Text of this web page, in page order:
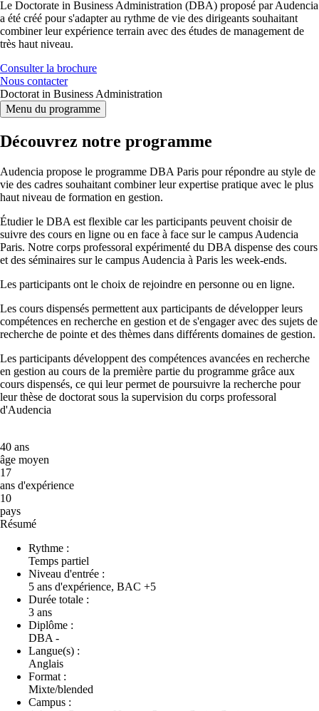
Le Doctorate in Business Administration (DBA) proposé par Audencia
a été créé pour s'adapter au rythme de vie des dirigeants souhaitant
combiner leur expérience terrain avec des études de management de
très haut niveau.
Consulter la brochure
Nous contacter
Doctorat in Business Administration
Menu du programme
Découvrez notre programme
Audencia propose le programme DBA Paris pour répondre au style de
vie des cadres souhaitant combiner leur expertise pratique avec le plus
haut niveau de formation en gestion.
Étudier le DBA est flexible car les participants peuvent choisir de
suivre des cours en ligne ou en face à face sur le campus Audencia
Paris. Notre corps professoral expérimenté du DBA dispense des cours
et des séminaires sur le campus Audencia à Paris les week-ends.
Les participants ont le choix de rejoindre en personne ou en ligne.
Les cours dispensés permettent aux participants de développer leurs
compétences en recherche en gestion et de s'engager avec des sujets de
recherche de pointe et des thèmes dans différents domaines de gestion.
Les participants développent des compétences avancées en recherche
en gestion au cours de la première partie du programme grâce aux
cours dispensés, ce qui leur permet de poursuivre la recherche pour
leur thèse de doctorat sous la supervision du corps professoral
d'Audencia
40 ans
âge moyen
17
ans d'expérience
10
pays
Résumé
Rythme :
Temps partiel
Niveau d'entrée :
5 ans d'expérience, BAC +5
Durée totale :
3 ans
Diplôme :
DBA -
Langue(s) :
Anglais
Format :
Mixte/blended
Campus :